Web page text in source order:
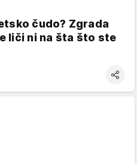
čudo? Zgrada
liči ni na šta što ste